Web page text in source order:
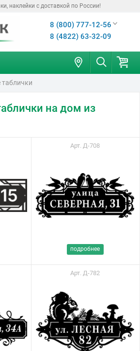
наклейки с доставкой по России!
8 (800) 777-12-56
8 (4822) 63-32-09
на дом из
Арт. Д-708
подробнее
Арт. Д-782